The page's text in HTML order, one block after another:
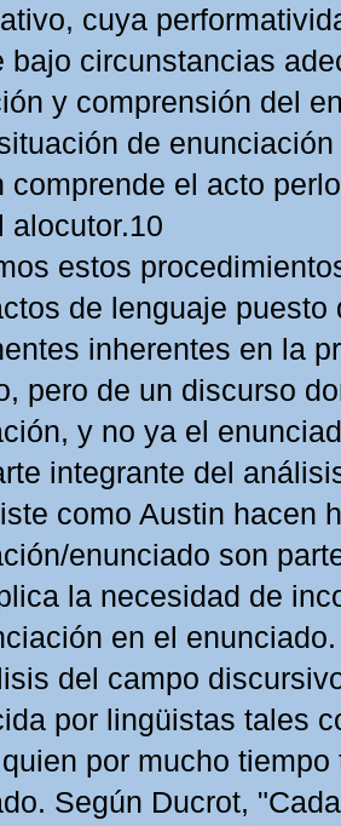
cuya
bajo circunstancias
y comprensión del
de
comprende el acto
alocutor.10
estos
de lenguaje puesto
inherentes en la
pero de un discurso
y no ya el
integrante del
como Austin hacen
enunciado son
la necesidad de
en el
del campo
por lingüistas tales
por mucho
Según Ducrot,